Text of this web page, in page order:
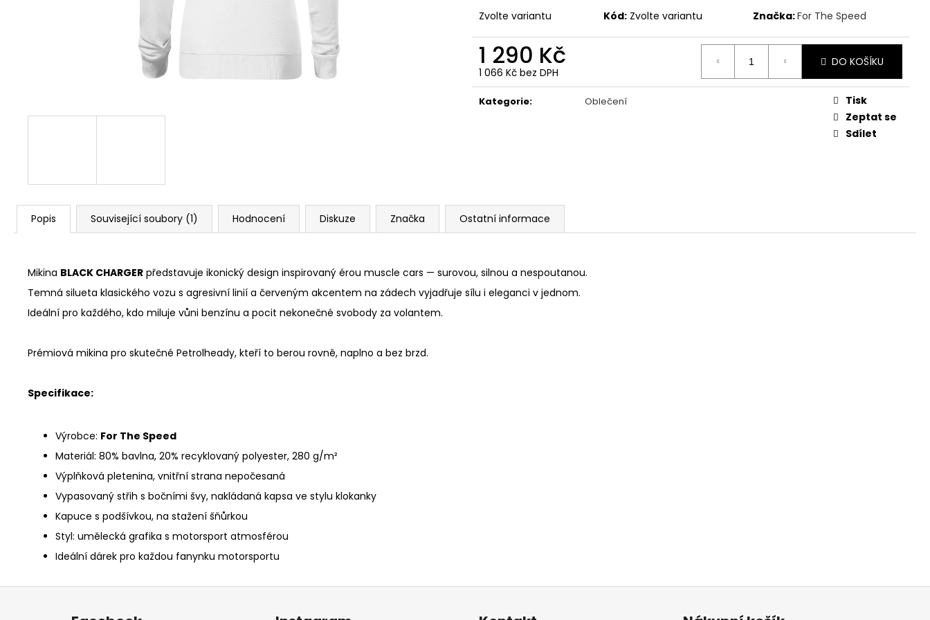
Zvolte variantu Kód: Zvolte variantu Značka:For The Speed
1 290 Kč
1 066 Kč bez DPH
Měrná
cena:
DO KOŠÍKU
Kategorie: Oblečení
Tisk
Zeptat se
Sdílet
Popis Související soubory (1) Hodnocení Diskuze Značka Ostatní informace
Mikina BLACK CHARGER představuje ikonický design inspirovaný érou muscle cars — surovou, silnou a nespoutanou.
Temná silueta klasického vozu s agresivní linií a červeným akcentem na zádech vyjadřuje sílu i eleganci v jednom.
Ideální pro každého, kdo miluje vůni benzínu a pocit nekonečné svobody za volantem.
Prémiová mikina pro skutečné Petrolheady, kteří to berou rovně, naplno a bez brzd.
Specifikace:
Výrobce: For The Speed
Materiál: 80% bavlna, 20% recyklovaný polyester, 280 g/m²
Výplňková pletenina, vnitřní strana nepočesaná
Vypasovaný střih s bočními švy, nakládaná kapsa ve stylu klokanky
Kapuce s podšívkou, na stažení šňůrkou
Styl: umělecká grafika s motorsport atmosférou
Ideální dárek pro každou fanynku motorsportu
499 Kč
350 Kč
Z